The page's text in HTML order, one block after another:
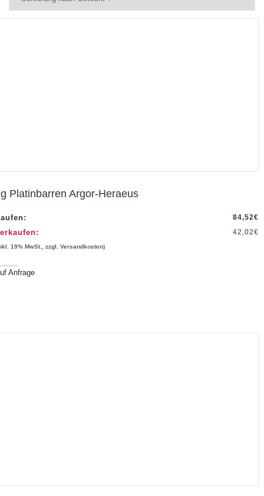
Platinbarren Argor-Heraeus
84,52€
42,02€
19% MwSt., zzgl. Versandkosten)
Anfrage